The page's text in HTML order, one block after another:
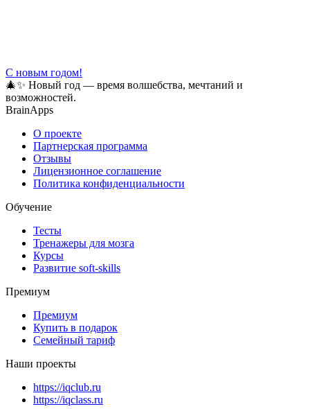
С новым годом!
🎄✨ Новый год — время волшебства, мечтаний и
возможностей.
BrainApps
О проекте
Партнерская программа
Отзывы
Лицензионное соглашение
Политика конфиденциальности
Обучение
Тесты
Тренажеры для мозга
Курсы
Развитие soft-skills
Премиум
Премиум
Купить в подарок
Семейный тариф
Наши проекты
https://iqclub.ru
https://iqclass.ru